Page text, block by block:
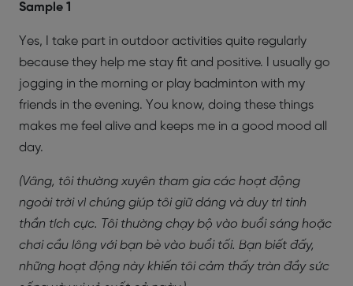
Sample 1
Yes, I take part in outdoor activities quite regularly
because they help me stay fit and positive. I usually go
jogging in the morning or play badminton with my
friends in the evening. You know, doing these things
makes me feel alive and keeps me in a good mood all
day.
(Vâng, tôi thường xuyên tham gia các hoạt động
ngoài trời vì chúng giúp tôi giữ dáng và duy trì tinh
thần tích cực. Tôi thường chạy bộ vào buổi sáng hoặc
chơi cầu lông với bạn bè vào buổi tối. Bạn biết đấy,
những hoạt động này khiến tôi cảm thấy tràn đầy sức